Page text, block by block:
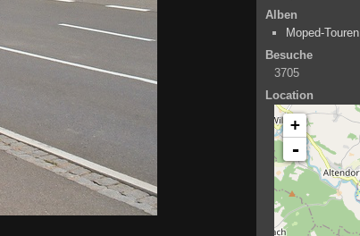
Alben
Moped-Touren
Besuche
3705
Location
+
-